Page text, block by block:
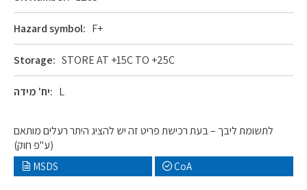
Hazard symbol: F+
Storage: STORE AT +15C TO +25C
יח' מידה: L
לתשומת ליבך – בעת רכישת פריט זה יש להציג היתר רעלים מותאם
(ע"פ חוק)
MSDS CoA